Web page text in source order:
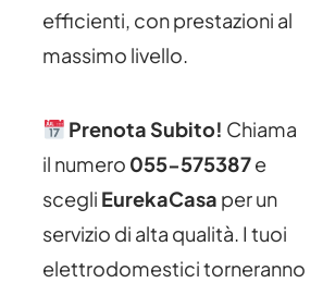
efficienti, con prestazioni al
massimo livello.
Prenota Subito! Chiama
il numero 055-575387e
scegli EurekaCasa per un
servizio di alta qualità. I tuoi
elettrodomestici torneranno